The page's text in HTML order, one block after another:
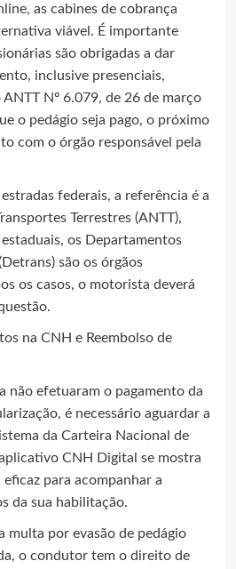
as cabines de cobrança
viável. É importante
são obrigadas a dar
inclusive presenciais,
Nº 6.079, de 26 de março
o pedágio seja pago, o próximo
com o órgão responsável pela
federais, a referência é a
Terrestres (ANTT),
os Departamentos
são os órgãos
os casos, o motorista deverá
na CNH e Reembolso de
não efetuaram o pagamento da
é necessário aguardar a
da Carteira Nacional de
CNH Digital se mostra
para acompanhar a
da sua habilitação.
multa por evasão de pedágio
o condutor tem o direito de